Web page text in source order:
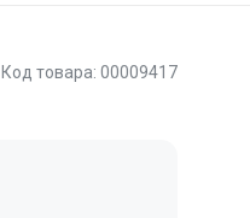
Код товара: 00009417